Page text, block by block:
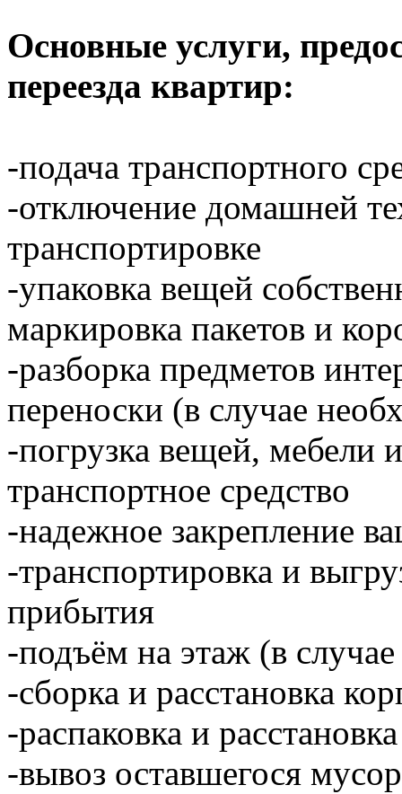
Основные услуги,
переезда квартир:
-подача транспортного
-отключение домашней
транспортировке
-упаковка вещей
маркировка пакетов и
-разборка предметов
переноски (в случае
-погрузка вещей, мебели
транспортное средство
-надежное закрепление
-транспортировка и
прибытия
-подъём на этаж (в
-сборка и расстановка
-распаковка и
-вывоз оставшегося